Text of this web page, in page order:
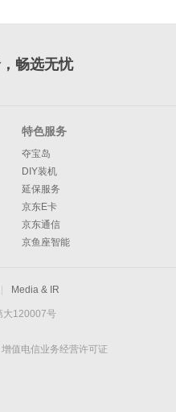
畅选无忧
特色服务
夺宝岛
DIY装机
延保服务
京东E卡
京东通信
京鱼座智能
Media & IR
大120007号
增值电信业务经营许可证